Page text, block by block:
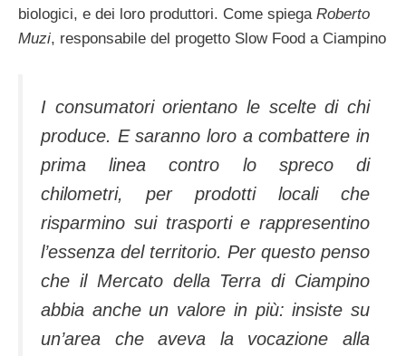
biologici, e dei loro produttori. Come spiega Roberto
Muzi, responsabile del progetto Slow Food a Ciampino
I consumatori orientano le scelte di chi
produce. E saranno loro a combattere in
prima linea contro lo spreco di
chilometri, per prodotti locali che
risparmino sui trasporti e rappresentino
l’essenza del territorio. Per questo penso
che il Mercato della Terra di Ciampino
abbia anche un valore in più: insiste su
un’area che aveva la vocazione alla